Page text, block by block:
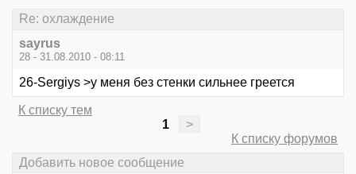
Re: охлаждение
sayrus
28 - 31.08.2010 - 08:11
26-Sergiys >у меня без стенки сильнее греется
К списку тем
1
>
К списку форумов
Добавить новое сообщение